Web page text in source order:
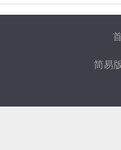
简易